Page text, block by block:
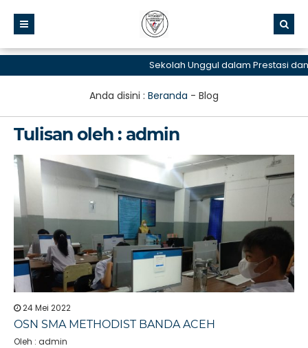
Sekolah Unggul dalam Prestasi dan
Anda disini : Beranda - Blog
Tulisan oleh : admin
24 Mei 2022
OSN SMA METHODIST BANDA ACEH
Oleh : admin